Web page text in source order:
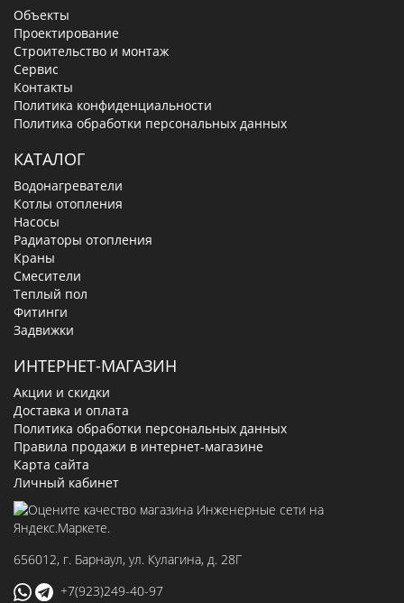
Объекты
Проектирование
Строительство и монтаж
Сервис
Контакты
Политика конфиденциальности
Политика обработки персональных данных
КАТАЛОГ
Водонагреватели
Котлы отопления
Насосы
Радиаторы отопления
Краны
Смесители
Теплый пол
Фитинги
Задвижки
ИНТЕРНЕТ-МАГАЗИН
Акции и скидки
Доставка и оплата
Политика обработки персональных данных
Правила продажи в интернет-магазине
Карта сайта
Личный кабинет
656012, г. Барнаул, ул. Кулагина, д. 28Г
+7(923)249-40-97